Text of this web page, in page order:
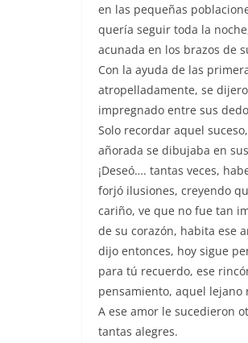
en las pequeñas
quería seguir toda la
acunada en los brazos de
Con la ayuda de las
atropelladamente, se
impregnado entre sus
Solo recordar aquel
añorada se dibujaba en
¡Deseó…. tantas veces,
forjó ilusiones, creyendo
cariño, ve que no fue tan
de su corazón, habita ese
dijo entonces, hoy sigue
para tú recuerdo, ese
pensamiento, aquel
A ese amor le sucedieron
tantas alegres.